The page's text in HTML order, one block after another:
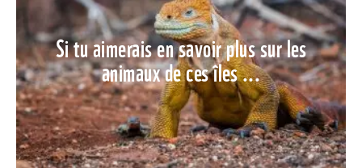
Si tu aimerais en savoir plus sur les
animaux de ces îles ...